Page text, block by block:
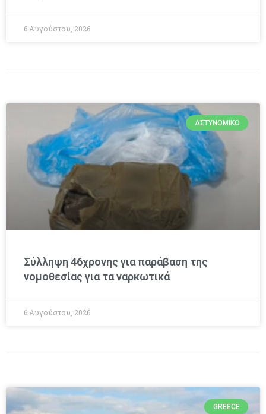
6 Αυγούστου, 2026
ΑΣΤΥΝΟΜΙΚΌ
Σύλληψη 46χρονης για παράβαση της
νομοθεσίας για τα ναρκωτικά
6 Αυγούστου, 2026
GREECE